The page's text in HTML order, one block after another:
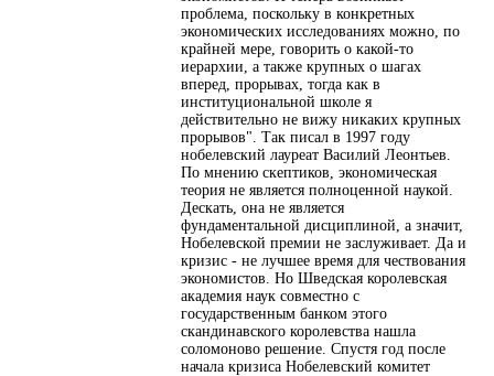
проблема, поскольку в конкретных
экономических исследованиях можно, по
крайней мере, говорить о какой-то
иерархии, а также крупных о шагах
вперед, прорывах, тогда как в
институциональной школе я
действительно не вижу никаких крупных
прорывов". Так писал в 1997 году
нобелевский лауреат Василий Леонтьев.
По мнению скептиков, экономическая
теория не является полноценной наукой.
Дескать, она не является
фундаментальной дисциплиной, а значит,
Нобелевской премии не заслуживает. Да и
кризис - не лучшее время для чествования
экономистов. Но Шведская королевская
академия наук совместно с
государственным банком этого
скандинавского королевства нашла
соломоново решение. Спустя год после
начала кризиса Нобелевский комитет